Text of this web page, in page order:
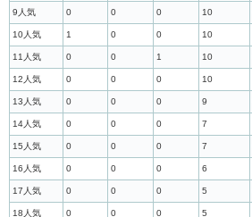
9人気 0 0 0 10
10人気 1 0 0 10
11人気 0 0 1 10
12人気 0 0 0 10
13人気 0 0 0 9
14人気 0 0 0 7
15人気 0 0 0 7
16人気 0 0 0 6
17人気 0 0 0 5
18人気 0 0 0 5